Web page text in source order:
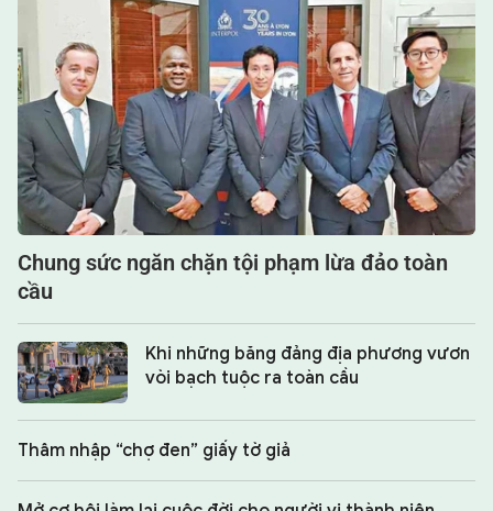
Chung sức ngăn chặn tội phạm lừa đảo toàn
cầu
Khi những băng đảng địa phương vươn
vòi bạch tuộc ra toàn cầu
Thâm nhập “chợ đen” giấy tờ giả